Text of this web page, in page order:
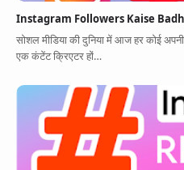
Instagram Followers Kaise
सोशल मीडिया की दुनिया में आज हर कोई
एक कंटेंट क्रिएटर हों…